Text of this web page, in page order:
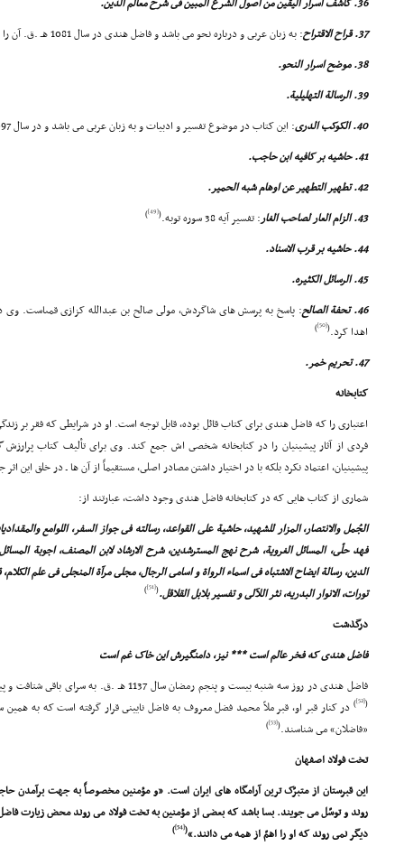
36. کاشف اسرار الیقین من اصول الشرع المبین فى شرح معالم الدین.
37. قراح الاقتراح
: به زبان عربى و درباره نحو مى باشد و فاضل هندى در سال 1081 هـ .ق. آن را نوشته است.
38. موضح اسرار النحو.
39. الرسالة التهلیلیة.
40. الکوکب الدرى
: این کتاب در موضوع تفسیر و ادبیات و به زبان عربى مى باشد و در سال 1097 هـ .ق. تألیف شده است.
41. حاشیه بر کافیه ابن حاجب.
42. تطهیر التطهیر عن اوهام شبه الحمیر.
43. الزام العار لصاحب الغار
: تفسیر آیه 38 سوره توبه. (
[49]
)
44. حاشیه بر قرب الاسناد.
45. الرسائل الکثیره.
46. تحفة الصالح
اهدا کرد.(
[50]
)
47. تحریم خمر.
کتابخانه
اعتبارى را که فاضل هندى براى کتاب قائل بوده، قابل توجه است. او در شرایطى که فقر بر
فردى از آثار پیشینیان را در کتابخانه شخصى اش جمع کند. وى براى تألیف کتاب پرارزش
پیشینیان، اعتماد نکرد بلکه با در اختیار داشتن مصادر اصلى، مستقیماً از آن ها ـ در خلق این اثر
شمارى از کتاب هایى که در کتابخانه فاضل هندى وجود داشت، عبارتند از:
الجُمل والانتصار، المزار للشهید، حاشیة على القواعد، رسالته فى جواز السفر، اللوامع
فهد حلّى، المسائل الغرویة، شرح نهج المسترشدین، شرح الارشاد لابن المصنف، اجوبة
الدین، رسالة ایضاح الاشتباه فى اسماء الرواة و اسامى الرجال، مجلى مرآة المنجلى فى علم
تورات، الانوار البدریه، نثر اللآلى و تفسیر بلابل القلاقل.(
[51]
)
درگذشت
فاضل هندى که فخر عالم است *** نیز، دامنگیرش این خاک غم است
فاضل هندى در روز سه شنبه بیست و پنجم رمضان سال 1137 هـ .ق. به سراى باقى شتافت و پیکرش در قبرستان تخت فولاد اصفهان دفن شد.
(
[52]
) در کنار قبر او، قبر ملاّ محمد فضل معروف به فاضل نایینى قرار گرفته است که به
«فاضلان» مى شناسند.(
[53]
)
تخت فولاد اصفهان
این قبرستان از متبرّک ترین آرامگاه هاى ایران است. «و مؤمنین مخصوصاً به جهت برآمدن
روند و توسّل مى جویند. بسا باشد که بعضى از مؤمنین به تخت فولاد مى روند محض زیارت فاضل و
دیگر نمى روند که او را اهمّ از همه مى دانند.»(
[54]
)